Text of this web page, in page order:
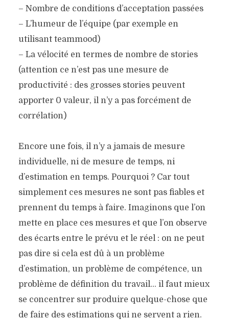
– Nombre de conditions d’acceptation passées
– L’humeur de l’équipe (par exemple en
utilisant teammood)
– La vélocité en termes de nombre de stories
(attention ce n’est pas une mesure de
productivité : des grosses stories peuvent
apporter 0 valeur, il n’y a pas forcément de
corrélation)
Encore une fois, il n’y a jamais de mesure
individuelle, ni de mesure de temps, ni
d’estimation en temps. Pourquoi ? Car tout
simplement ces mesures ne sont pas fiables et
prennent du temps à faire. Imaginons que l’on
mette en place ces mesures et que l’on observe
des écarts entre le prévu et le réel : on ne peut
pas dire si cela est dû à un problème
d’estimation, un problème de compétence, un
problème de définition du travail… il faut mieux
se concentrer sur produire quelque-chose que
de faire des estimations qui ne servent a rien.